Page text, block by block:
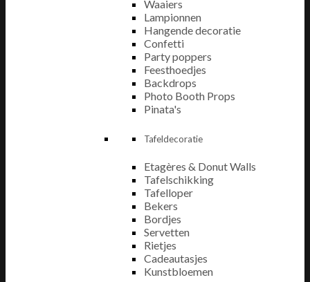
Waaiers
Lampionnen
Hangende decoratie
Confetti
Party poppers
Feesthoedjes
Backdrops
Photo Booth Props
Pinata's
Tafeldecoratie
Etagères & Donut Walls
Tafelschikking
Tafelloper
Bekers
Bordjes
Servetten
Rietjes
Cadeautasjes
Kunstbloemen